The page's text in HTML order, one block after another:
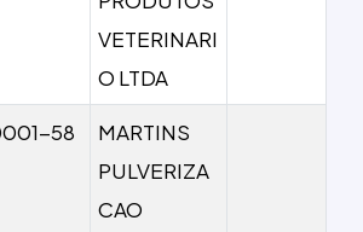
VETERINARI
O LTDA
58
MARTINS
PULVERIZA
CAO